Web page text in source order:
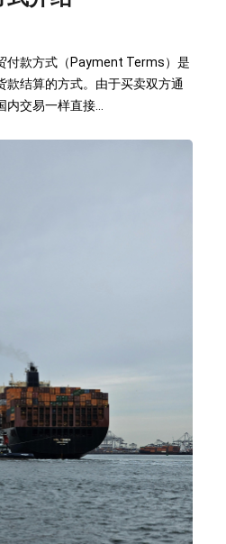
付款方式（Payment Terms）是
款结算的方式。由于买卖双方通
交易一样直接...